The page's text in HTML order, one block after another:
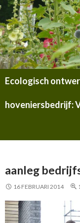
Ecologisch
hoveniersbedrijf:
NAAR
INHOUD
aanleg
16 FEBRUARI 2014